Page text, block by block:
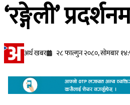
‘रङ्गेली’
अर्थ खबर २८ फाल्गुन २०८०, सोमबार